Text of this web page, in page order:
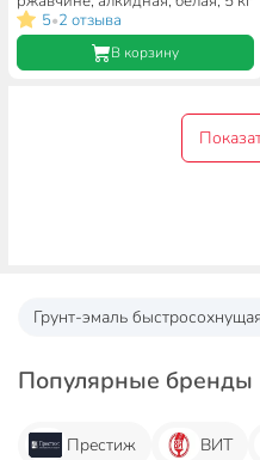
5•2 отзыва
В корзину
Грунт-эмаль
Популярные бренды
Престиж ВИТ